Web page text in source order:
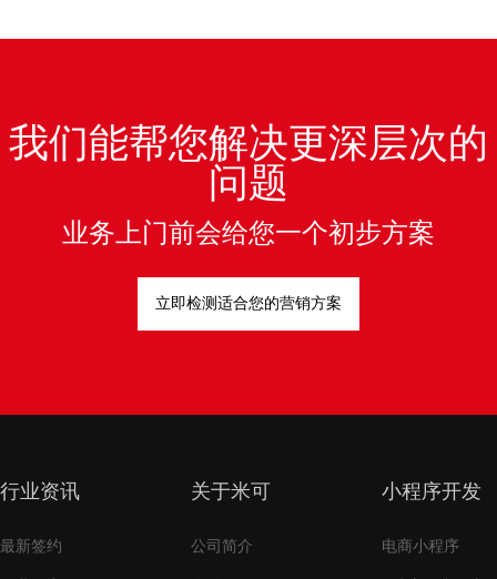
我们能帮您解决更深层次的
问题
业务上门前会给您一个初步方案
立即检测适合您的营销方案
行业资讯
最新签约
关于米可
公司简介
小程序开发
电商小程序